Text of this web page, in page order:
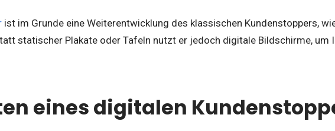
ist im Grunde eine Weiterentwicklung des klassischen Kundenstoppers,
statischer Plakate oder Tafeln nutzt er jedoch digitale Bildschirme, um
eines digitalen